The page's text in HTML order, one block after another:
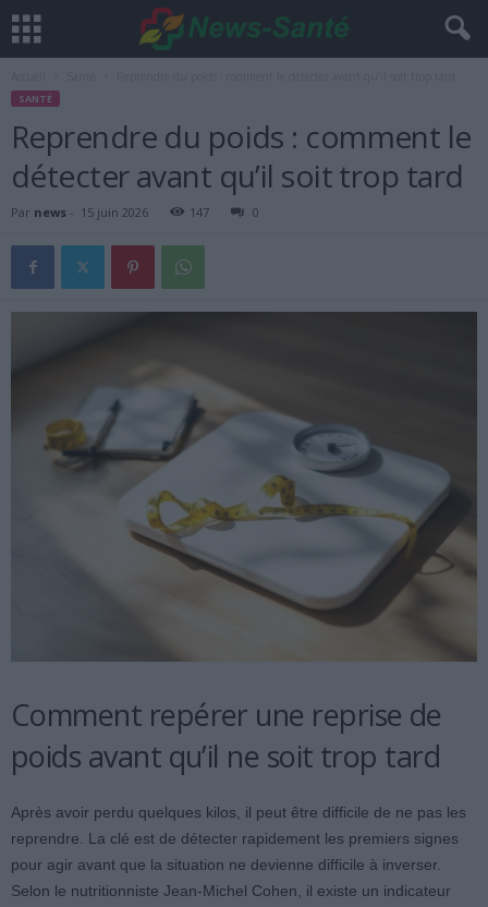
SANTÉ
Reprendre du poids : comment le
détecter avant qu’il soit trop tard
Par news - 15 juin 2026 147 0
Comment repérer une reprise de
poids avant qu’il ne soit trop tard
Après avoir perdu quelques kilos, il peut être difficile de ne pas les
reprendre. La clé est de détecter rapidement les premiers signes
pour agir avant que la situation ne devienne difficile à inverser.
Selon le nutritionniste Jean-Michel Cohen, il existe un indicateur